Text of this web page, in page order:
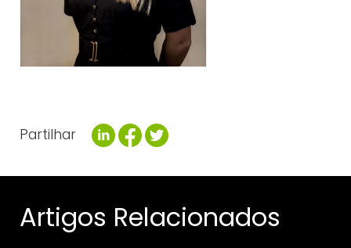
Partilhar
Artigos Relacionados